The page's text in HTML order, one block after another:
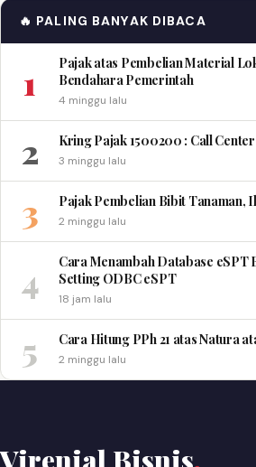
🔥 PALING BANYAK DIBACA
1
Pajak atas Pembelian Material
Bendahara Pemerintah
4 minggu lalu
2 Kring Pajak 1500200 : Call
3 minggu lalu
3 Pajak Pembelian Bibit Tanaman,
2 minggu lalu
4
Cara Menambah Database eSPT
Setting ODBC eSPT
18 jam lalu
5 Cara Hitung PPh 21 atas Natura
2 minggu lalu